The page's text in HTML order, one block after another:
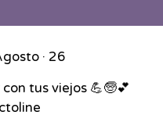
· 26
tus viejos 💪🧓💕